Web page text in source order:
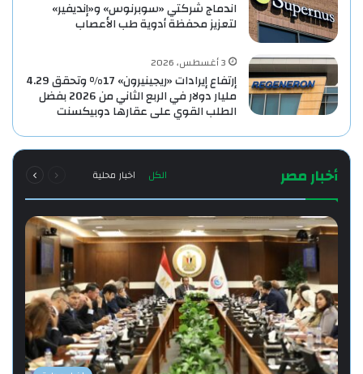
اندماج شركتي «سوبرنوس» و«إنديفير»
لتعزيز محفظة أدوية طب الأعصاب
3 أغسطس، 2026
إرتفاع إيرادات «ريجينيرون» 17% وتحقق 4.29
مليار دولار في الربع الثاني من 2026 بفضل
الطلب القوي على عقارها دوبيكسنت
أخبار مصر الكل اخبار محلية الصفحةالصفحة